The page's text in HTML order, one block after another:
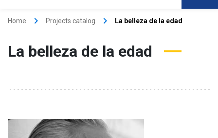
Home keyboard_arrow_right Projects catalog keyboard_arrow_right La belleza de la edad
La belleza de la edad